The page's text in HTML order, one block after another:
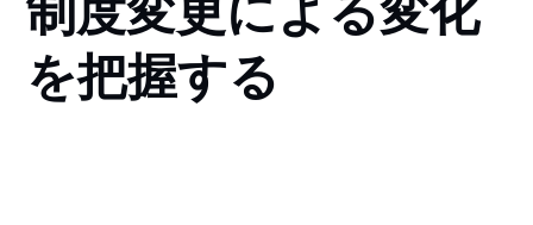
を把握する